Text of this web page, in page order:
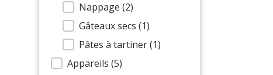
Nappage(2)
Gâteaux secs(1)
Pâtes à tartiner(1)
Appareils(5)